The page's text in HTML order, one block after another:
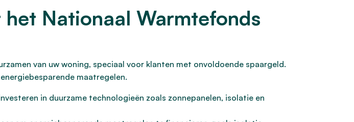
Nationaal Warmtefonds
van uw woning, speciaal voor klanten met onvoldoende spaargeld.
maatregelen.
in duurzame technologieën zoals zonnepanelen, isolatie en